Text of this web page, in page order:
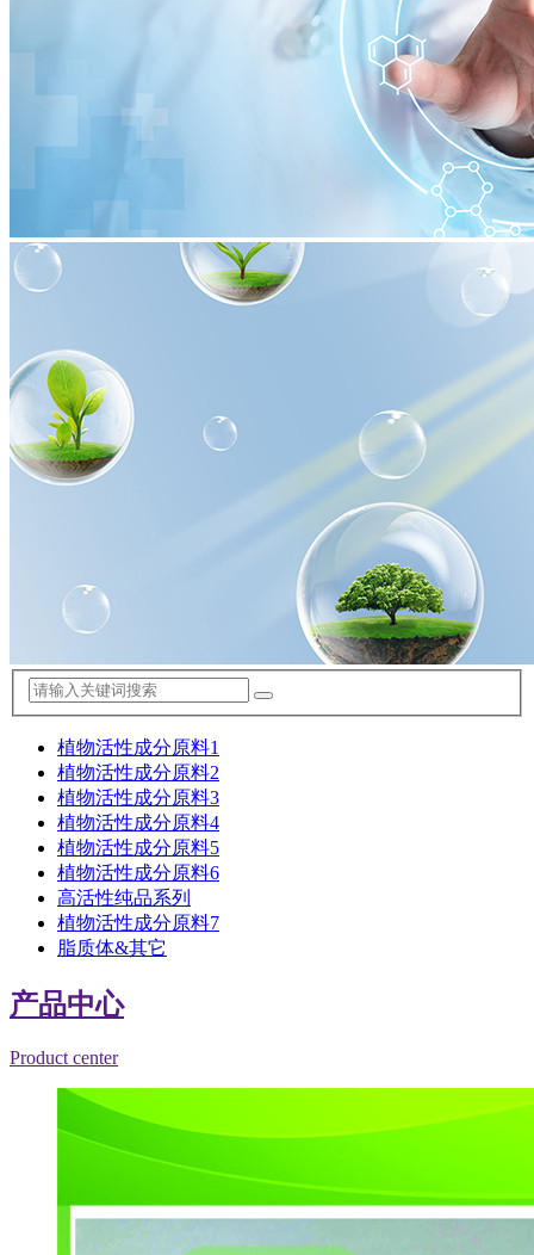
植物活性成分原料1
植物活性成分原料2
植物活性成分原料3
植物活性成分原料4
植物活性成分原料5
植物活性成分原料6
高活性纯品系列
植物活性成分原料7
脂质体&其它
产品中心
Product center